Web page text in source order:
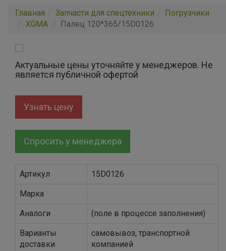
Главная Запчасти для спецтехники
Погрузчики
XGMA
Палец 120*365/15D0126
Актуальные цены уточняйте у менеджеров. Не
является публичной офертой
Узнать цену
Спросить у менеджера
Артикул 15D0126
Марка
Аналоги (поле в процессе заполнения)
Варианты
доставки
самовывоз, транспортной
компанией